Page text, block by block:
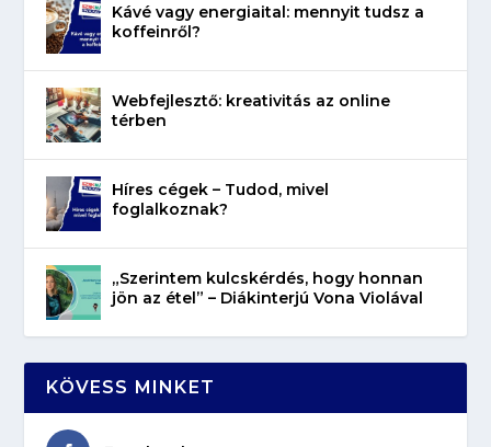
Kávé vagy energiaital: mennyit tudsz a
koffeinről?
Webfejlesztő: kreativitás az online
térben
Híres cégek – Tudod, mivel
foglalkoznak?
„Szerintem kulcskérdés, hogy honnan
jön az étel” – Diákinterjú Vona Violával
KÖVESS MINKET